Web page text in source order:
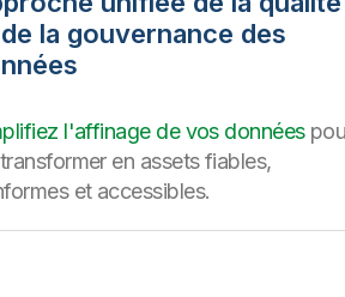
la gouvernance des
l'affinage de vos données
en assets fiables,
et accessibles.